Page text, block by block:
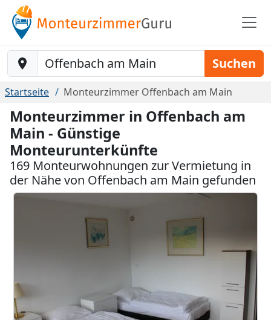
Baustelle-Location Suchen
Startseite Monteurzimmer Offenbach am Main
Monteurzimmer in Offenbach am
Main - Günstige
Monteurunterkünfte
169 Monteurwohnungen zur Vermietung in
der Nähe von Offenbach am Main gefunden